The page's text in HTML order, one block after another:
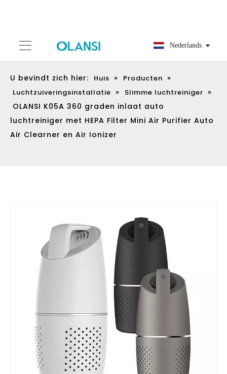
Nederlands
U bevindt zich hier: Huis » Producten »
Luchtzuiveringsinstallatie » Slimme luchtreiniger »
OLANSI K05A 360 graden inlaat auto
luchtreiniger met HEPA Filter Mini Air Purifier Auto
Air Clearner en Air Ionizer